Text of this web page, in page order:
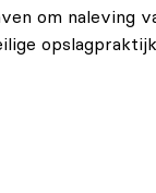
om naleving